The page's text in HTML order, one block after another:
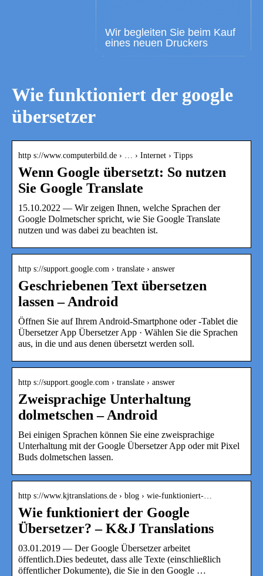
Wir begleiten Sie beim Kauf
eines neuen Druckers
Wie funktioniert der google
übersetzer
http s://www.computerbild.de › … › Internet › Tipps
Wenn Google übersetzt: So nutzen
Sie Google Translate
15.10.2022 — Wir zeigen Ihnen, welche Sprachen der
Google Dolmetscher spricht, wie Sie Google Translate
nutzen und was dabei zu beachten ist.
http s://support.google.com › translate › answer
Geschriebenen Text übersetzen
lassen – Android
Öffnen Sie auf Ihrem Android-Smartphone oder -Tablet die
Übersetzer App Übersetzer App · Wählen Sie die Sprachen
aus, in die und aus denen übersetzt werden soll.
http s://support.google.com › translate › answer
Zweisprachige Unterhaltung
dolmetschen – Android
Bei einigen Sprachen können Sie eine zweisprachige
Unterhaltung mit der Google Übersetzer App oder mit Pixel
Buds dolmetschen lassen.
http s://www.kjtranslations.de › blog › wie-funktioniert-…
Wie funktioniert der Google
Übersetzer? – K&J Translations
03.01.2019 — Der Google Übersetzer arbeitet
öffentlich.Dies bedeutet, dass alle Texte (einschließlich
öffentlicher Dokumente), die Sie in den Google …